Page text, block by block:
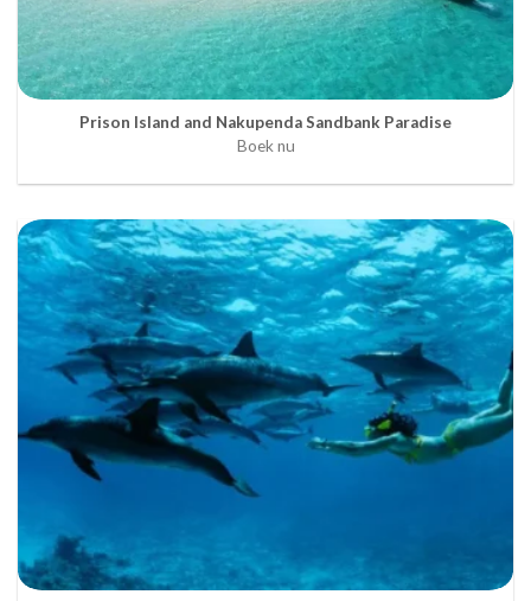
Prison Island and Nakupenda Sandbank Paradise
Boek nu